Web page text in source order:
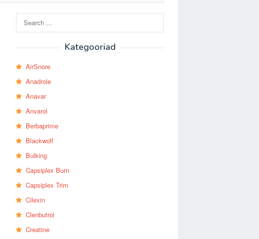
for:
Kategooriad
AirSnore
Anadrole
Anavar
Anvarol
Berbaprime
Blackwolf
Bulking
Capsiplex Burn
Capsiplex Trim
Cilexin
Clenbutrol
Creatine